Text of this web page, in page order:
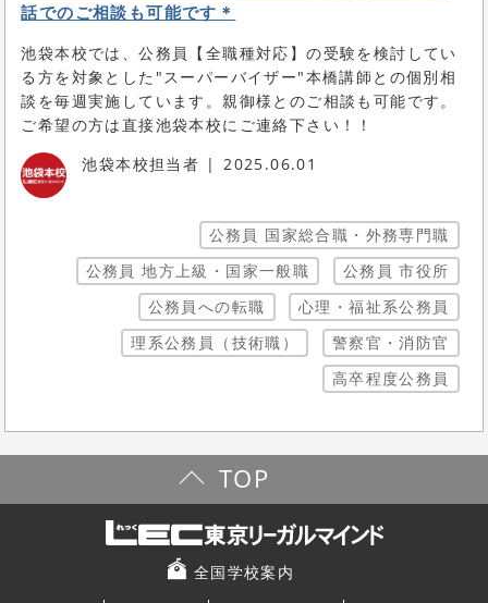
話でのご相談も可能です＊
池袋本校では、公務員【全職種対応】の受験を検討してい
る方を対象とした"スーパーバイザー"本橋講師との個別相
談を毎週実施しています。親御様とのご相談も可能です。
ご希望の方は直接池袋本校にご連絡下さい！！
池袋本校担当者
2025.06.01
公務員 国家総合職・外務専門職
公務員 地方上級・国家一般職
公務員 市役所
公務員への転職
心理・福祉系公務員
理系公務員（技術職）
警察官・消防官
高卒程度公務員
TOP
全国学校案内